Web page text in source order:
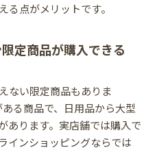
る点がメリットです。
定商品が購入できる
ない限定商品もありま
る商品で、日用品から大型
あります。実店舗では購入で
インショッピングならでは